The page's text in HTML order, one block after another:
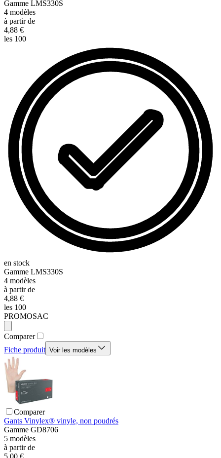
Gamme LMS330S
4 modèles
à partir de
4,88 €
les 100
en stock
Gamme LMS330S
4 modèles
à partir de
4,88 €
les 100
PROMOSAC
Comparer
Fiche produit Voir les modèles
Comparer
Gants Vinylex® vinyle, non poudrés
Gamme GD8706
5 modèles
à partir de
5,00 €